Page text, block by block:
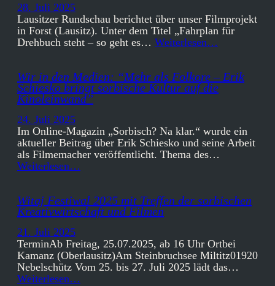
28. Juli 2025
Lausitzer Rundschau berichtet über unser Filmprojekt
in Forst (Lausitz). Unter dem Titel „Fahrplan für
Drehbuch steht – so geht es… Weiterlesen…
Wir in den Medien: “Mehr als Folkore – Erik
Schiesko bringt sorbische Kultur auf die
Kinoleinwand”
24. Juli 2025
Im Online-Magazin „Sorbisch? Na klar.“ wurde ein
aktueller Beitrag über Erik Schiesko und seine Arbeit
als Filmemacher veröffentlicht. Thema des…
Weiterlesen…
Witaj Festiwal 2025 mit Treffen der sorbischen
Kreativwirtschaft und Filmen
21. Juli 2025
TerminAb Freitag, 25.07.2025, ab 16 Uhr Ortbei
Kamanz (Oberlausitz)Am Steinbruchsee Miltitz01920
Nebelschütz Vom 25. bis 27. Juli 2025 lädt das…
Weiterlesen…